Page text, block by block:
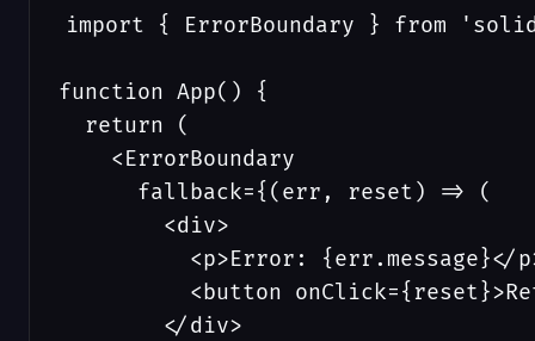
import { ErrorBoundary } from
function App() {
  return (
    <ErrorBoundary
      fallback={(err, reset) => (
        <div>
<p>Error: {err.message}</
<button
        </div>